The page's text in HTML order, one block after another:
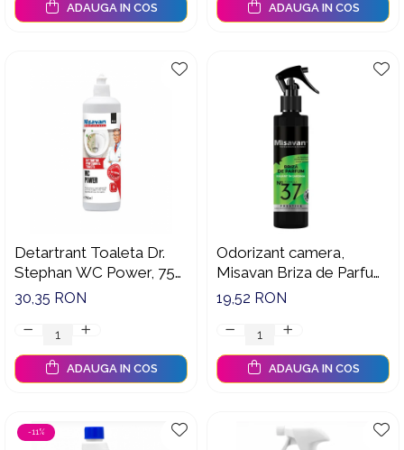
ADAUGA IN COS ADAUGA IN COS
Detartrant Toaleta Dr.
Stephan WC Power, 750
ml - 90013478
30,35 RON
ADAUGA IN COS
Odorizant camera,
Misavan Briza de Parfum
Nr.37 Rasarit in Sardinia
19,52 RON
ADAUGA IN COS
-11%